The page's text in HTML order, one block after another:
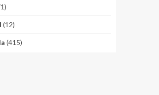
(12)
(415)